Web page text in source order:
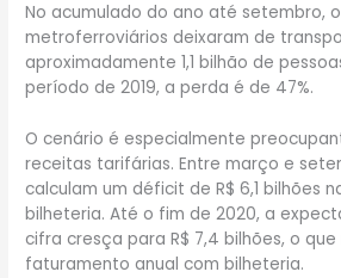
No acumulado do ano até setembro,
metroferroviários deixaram de
aproximadamente 1,1 bilhão de
período de 2019, a perda é de 47%.
O cenário é especialmente
receitas tarifárias. Entre março e
calculam um déficit de R$ 6,1 bilhões
bilheteria. Até o fim de 2020, a
cifra cresça para R$ 7,4 bilhões, o
faturamento anual com bilheteria.